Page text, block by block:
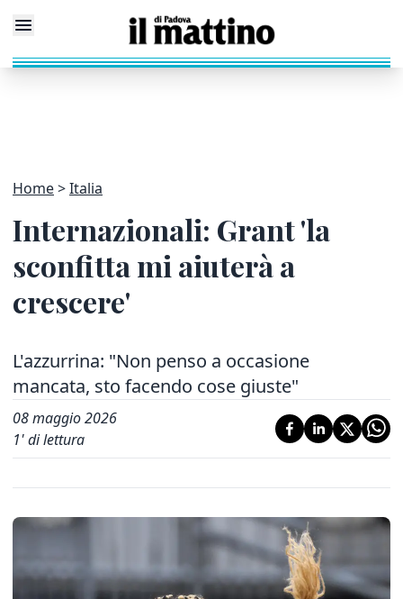
Home Italia
Internazionali: Grant 'la
sconfitta mi aiuterà a
crescere'
L'azzurrina: "Non penso a occasione
mancata, sto facendo cose giuste"
08 maggio 2026
1' di lettura